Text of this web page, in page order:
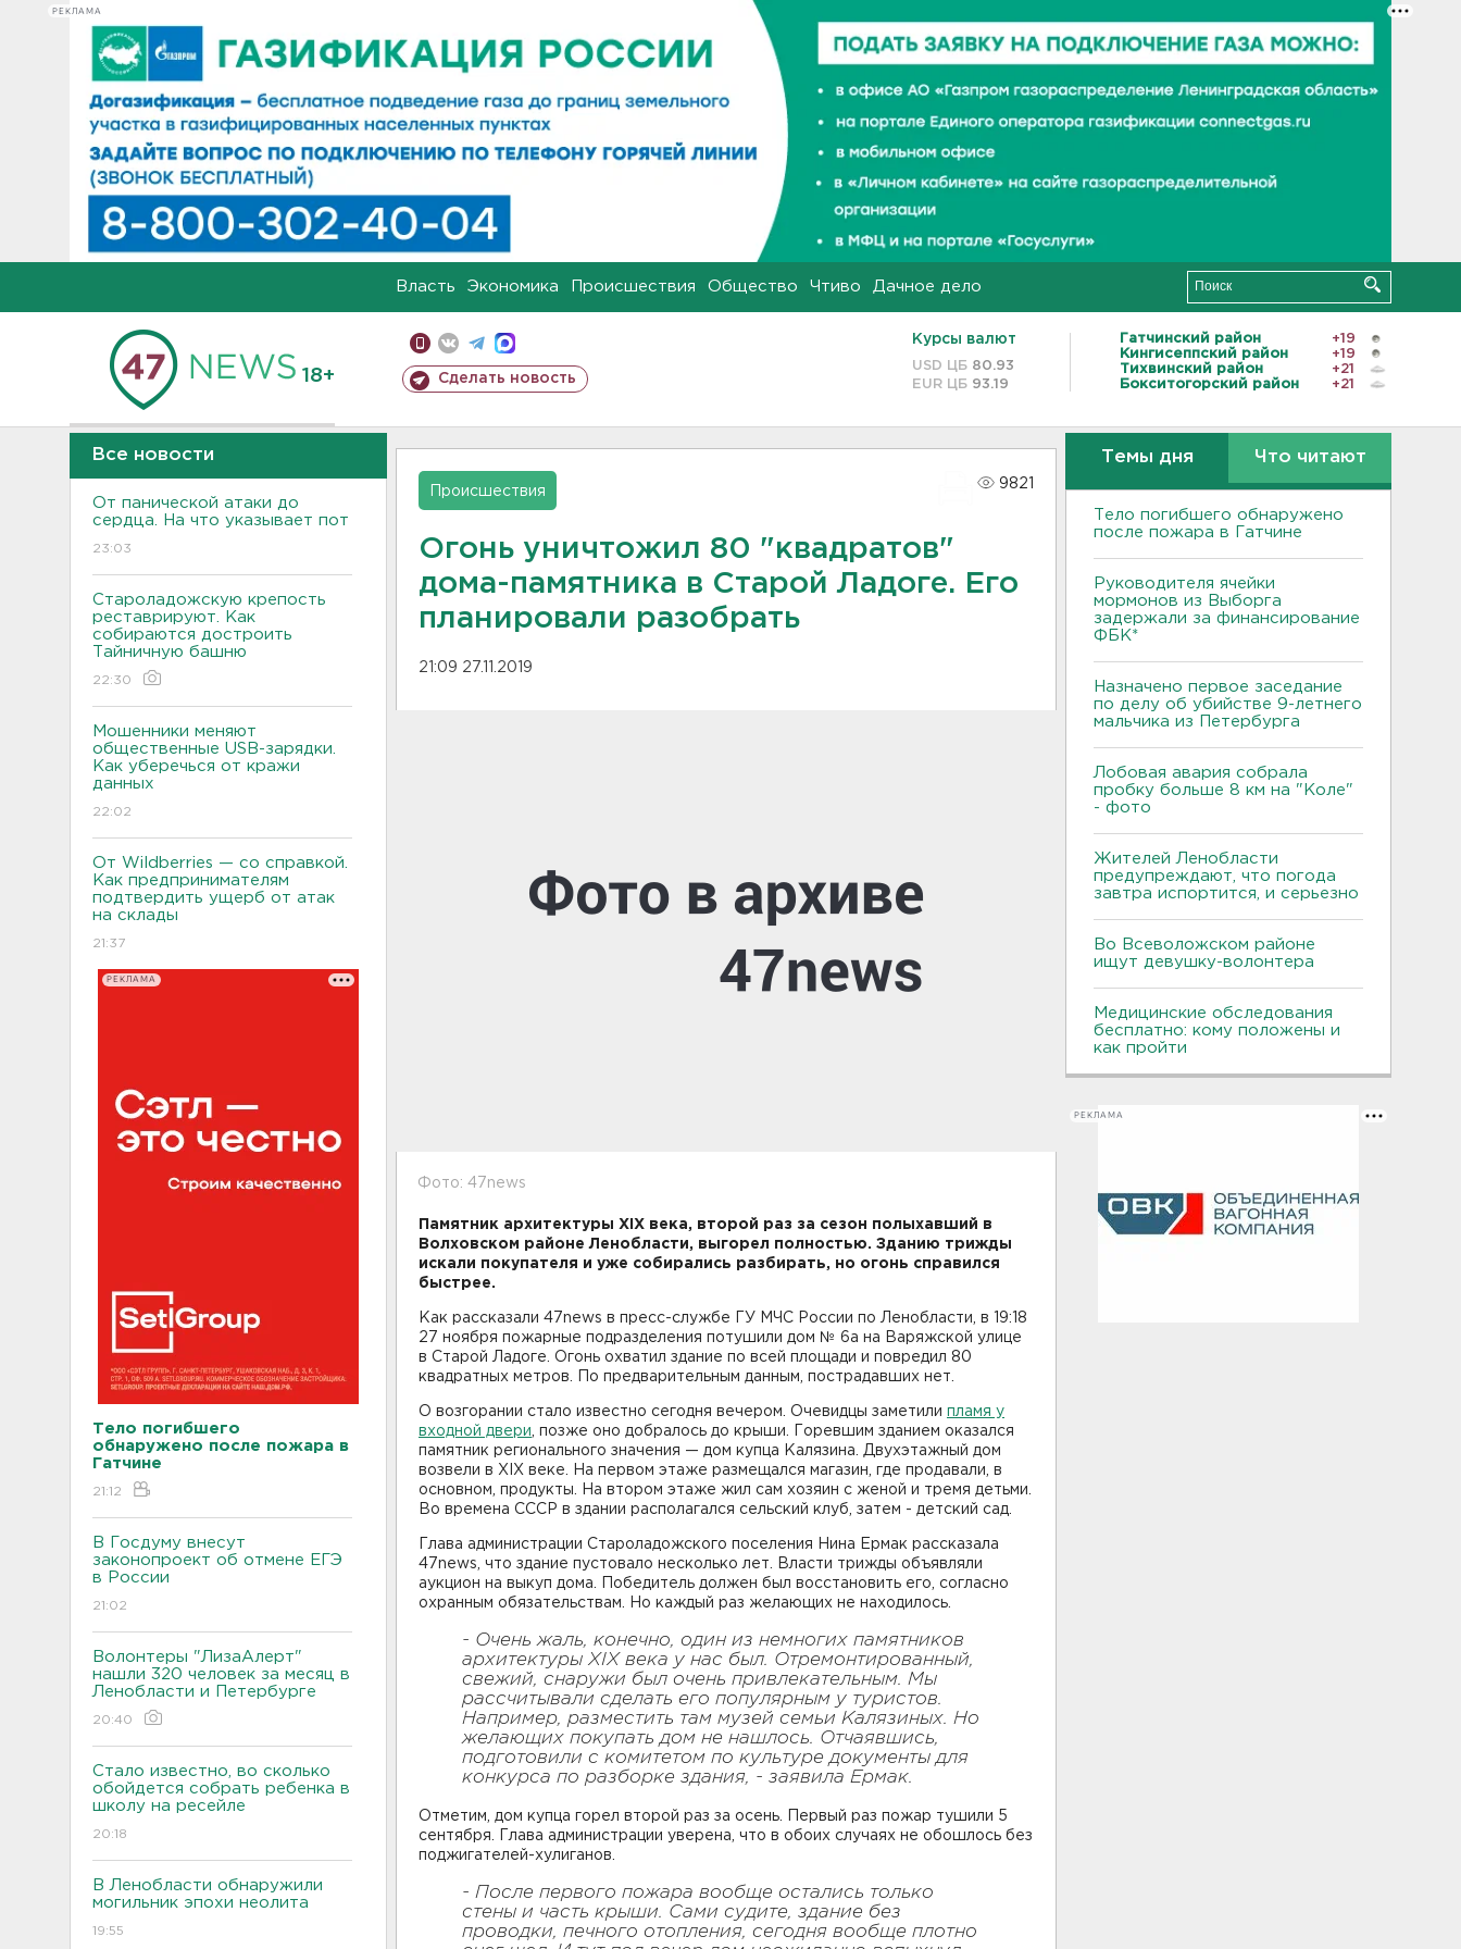
РЕКЛАМА
Власть Экономика Происшествия Общество Чтиво Дачное дело
18+ Сделать новость
Курсы валют
USD ЦБ 80.93
EUR ЦБ 93.19
Гатчинский район
+19
Кингисеппский район
+19
Тихвинский район
+21
Бокситогорский район
+21
Все новости
От панической атаки до
сердца. На что указывает пот
23:03
Староладожскую крепость
реставрируют. Как
собираются достроить
Тайничную башню
22:30
Мошенники меняют
общественные USB-зарядки.
Как уберечься от кражи
данных
22:02
От Wildberries — со справкой.
Как предпринимателям
подтвердить ущерб от атак
на склады
21:37
РЕКЛАМА
Тело погибшего
обнаружено после пожара в
Гатчине
21:12
В Госдуму внесут
законопроект об отмене ЕГЭ
в России
21:02
Волонтеры "ЛизаАлерт"
нашли 320 человек за месяц в
Ленобласти и Петербурге
20:40
Стало известно, во сколько
обойдется собрать ребенка в
школу на ресейле
20:18
В Ленобласти обнаружили
могильник эпохи неолита
19:55
Происшествия
9821
Огонь уничтожил 80 "квадратов"
дома-памятника в Старой Ладоге. Его
планировали разобрать
21:09 27.11.2019
Фото: 47news
Памятник архитектуры XIX века, второй раз за сезон полыхавший в
Волховском районе Ленобласти, выгорел полностью. Зданию трижды
искали покупателя и уже собирались разбирать, но огонь справился
быстрее.
Как рассказали 47news в пресс-службе ГУ МЧС России по Ленобласти, в 19:18
27 ноября пожарные подразделения потушили дом № 6а на Варяжской улице
в Старой Ладоге. Огонь охватил здание по всей площади и повредил 80
квадратных метров. По предварительным данным, пострадавших нет.
О возгорании стало известно сегодня вечером. Очевидцы заметили пламя у
входной двери , позже оно добралось до крыши. Горевшим зданием оказался
памятник регионального значения — дом купца Калязина. Двухэтажный дом
возвели в XIX веке. На первом этаже размещался магазин, где продавали, в
основном, продукты. На втором этаже жил сам хозяин с женой и тремя детьми.
Во времена СССР в здании располагался сельский клуб, затем - детский сад.
Глава администрации Староладожского поселения Нина Ермак рассказала
47news, что здание пустовало несколько лет. Власти трижды объявляли
аукцион на выкуп дома. Победитель должен был восстановить его, согласно
охранным обязательствам. Но каждый раз желающих не находилось.
- Очень жаль, конечно, один из немногих памятников
архитектуры XIX века у нас был. Отремонтированный,
свежий, снаружи был очень привлекательным. Мы
рассчитывали сделать его популярным у туристов.
Например, разместить там музей семьи Калязиных. Но
желающих покупать дом не нашлось. Отчаявшись,
подготовили с комитетом по культуре документы для
конкурса по разборке здания, - заявила Ермак.
Отметим, дом купца горел второй раз за осень. Первый раз пожар тушили 5
сентября. Глава администрации уверена, что в обоих случаях не обошлось без
поджигателей-хулиганов.
- После первого пожара вообще остались только
стены и часть крыши. Сами судите, здание без
проводки, печного отопления, сегодня вообще плотно
Темы дня Что читают
Тело погибшего обнаружено
после пожара в Гатчине
Руководителя ячейки
мормонов из Выборга
задержали за финансирование
ФБК*
Назначено первое заседание
по делу об убийстве 9-летнего
мальчика из Петербурга
Лобовая авария собрала
пробку больше 8 км на "Коле"
- фото
Жителей Ленобласти
предупреждают, что погода
завтра испортится, и серьезно
Во Всеволожском районе
ищут девушку-волонтера
Медицинские обследования
бесплатно: кому положены и
как пройти
РЕКЛАМА